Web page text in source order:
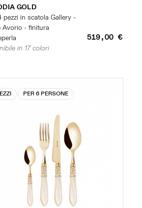
GOLD
pezzi in scatola Gallery -
Avorio - finitura
519,00 €
in 17 colori
PER 6 PERSONE